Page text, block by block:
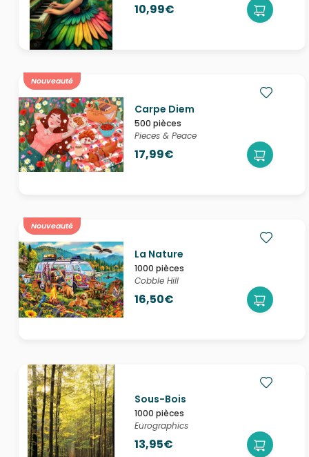
10,99€
Nouveauté
Carpe Diem
500 pièces
Pieces & Peace
17,99€
Nouveauté
La Nature
1000 pièces
Cobble Hill
16,50€
Sous-Bois
1000 pièces
Eurographics
13,95€